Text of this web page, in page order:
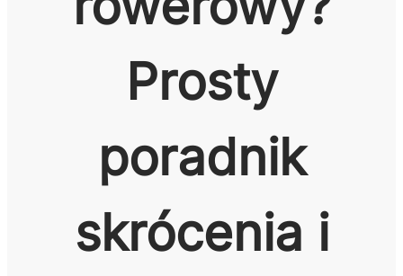
Prosty
poradnik
skrócenia i